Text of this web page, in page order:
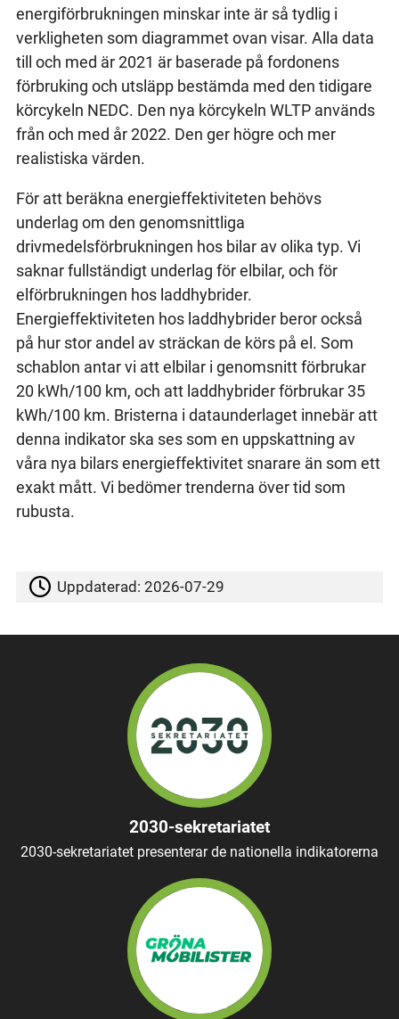
energiförbrukningen minskar inte är så tydlig i
verkligheten som diagrammet ovan visar. Alla data
till och med är 2021 är baserade på fordonens
förbruking och utsläpp bestämda med den tidigare
körcykeln NEDC. Den nya körcykeln WLTP används
från och med år 2022. Den ger högre och mer
realistiska värden.
För att beräkna energieffektiviteten behövs
underlag om den genomsnittliga
drivmedelsförbrukningen hos bilar av olika typ. Vi
saknar fullständigt underlag för elbilar, och för
elförbrukningen hos laddhybrider.
Energieffektiviteten hos laddhybrider beror också
på hur stor andel av sträckan de körs på el. Som
schablon antar vi att elbilar i genomsnitt förbrukar
20 kWh/100 km, och att laddhybrider förbrukar 35
kWh/100 km. Bristerna i dataunderlaget innebär att
denna indikator ska ses som en uppskattning av
våra nya bilars energieffektivitet snarare än som ett
exakt mått. Vi bedömer trenderna över tid som
rubusta.
Uppdaterad:2026-07-29
2030-sekretariatet
2030-sekretariatet presenterar de nationella indikatorerna